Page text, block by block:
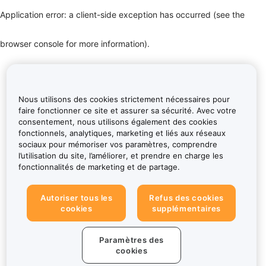
Application error: a client-side exception has occurred (see the
browser console for more information).
Nous utilisons des cookies strictement nécessaires pour
faire fonctionner ce site et assurer sa sécurité. Avec votre
consentement, nous utilisons également des cookies
fonctionnels, analytiques, marketing et liés aux réseaux
sociaux pour mémoriser vos paramètres, comprendre
l’utilisation du site, l’améliorer, et prendre en charge les
fonctionnalités de marketing et de partage.
Autoriser tous les
cookies
Refus des cookies
supplémentaires
Paramètres des
cookies